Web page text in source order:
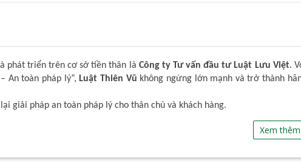
phát triển trên cơ sở tiền thân là Công ty Tư vấn đầu tư Luật Lưu Việt.
An toàn pháp lý”,Luật Thiên Vũ không ngừng lớn mạnh và trở thành
giải pháp an toàn pháp lý cho thân chủ và khách hàng.
Xem thêm